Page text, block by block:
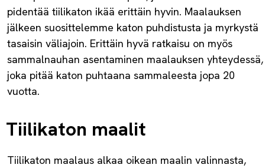
pidentää tiilikaton ikää erittäin hyvin. Maalauksen
jälkeen suosittelemme katon puhdistusta ja myrkystä
tasaisin väliajoin. Erittäin hyvä ratkaisu on myös
sammalnauhan asentaminen maalauksen yhteydessä,
joka pitää katon puhtaana sammaleesta jopa 20
vuotta.
Tiilikaton maalit
Tiilikaton maalaus alkaa oikean maalin valinnasta,